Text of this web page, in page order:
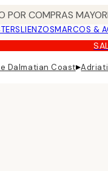
POR COMPRAS
LIENZOSMARCOS &
Dalmatian Coast▸